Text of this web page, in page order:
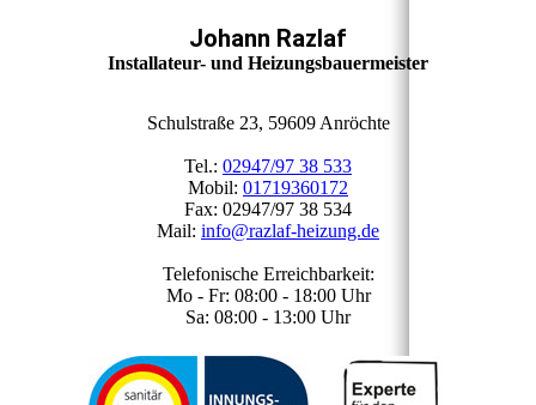
Johann Razlaf
Installateur- und Heizungsbauermeister
Schulstraße 23, 59609 Anröchte
Tel.: 02947/97 38 533
Mobil: 01719360172
Fax: 02947/97 38 534
Mail: info@razlaf-heizung.de
Telefonische Erreichbarkeit:
Mo - Fr: 08:00 - 18:00 Uhr
Sa: 08:00 - 13:00 Uhr